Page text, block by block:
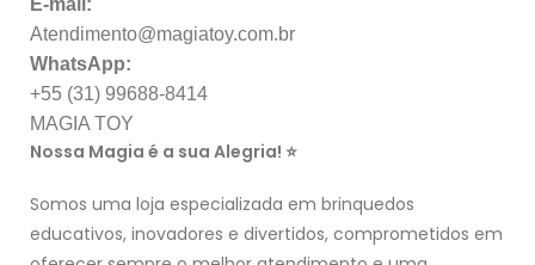
E-mail:
Atendimento@magiatoy.com.br
WhatsApp:
+55 (31) 99688-8414
MAGIA TOY
Nossa Magia é a sua Alegria! ⭐
Somos uma loja especializada em brinquedos
educativos, inovadores e divertidos, comprometidos em